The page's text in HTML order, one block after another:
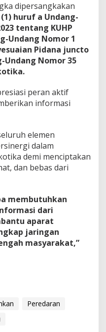
dipersangkakan
huruf a Undang-
tentang KUHP
Undang Nomor 1
Pidana juncto
Undang Nomor 35
peran aktif
informasi
elemen
dalam
demi menciptakan
dan bebas dari
membutuhkan
dari
aparat
jaringan
masyarakat,”
Peredaran